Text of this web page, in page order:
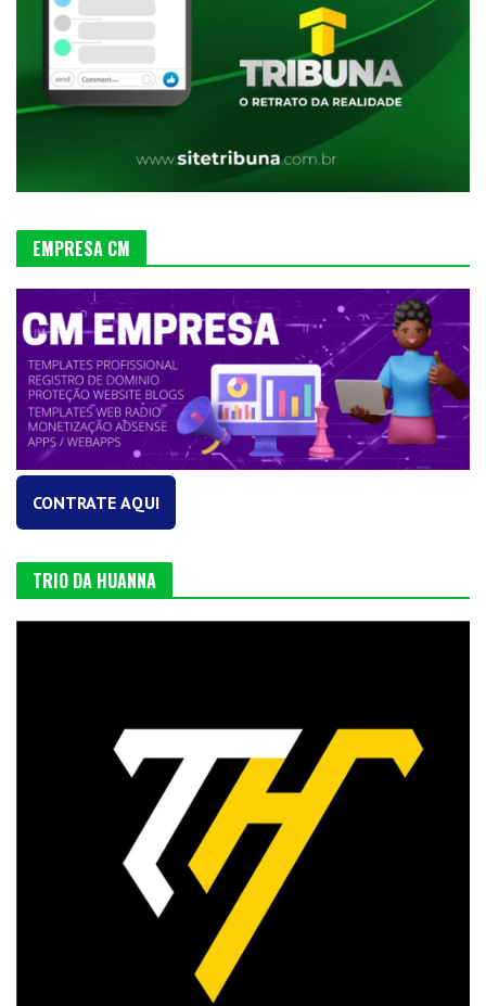
EMPRESA CM
CONTRATE AQUI
TRIO DA HUANNA